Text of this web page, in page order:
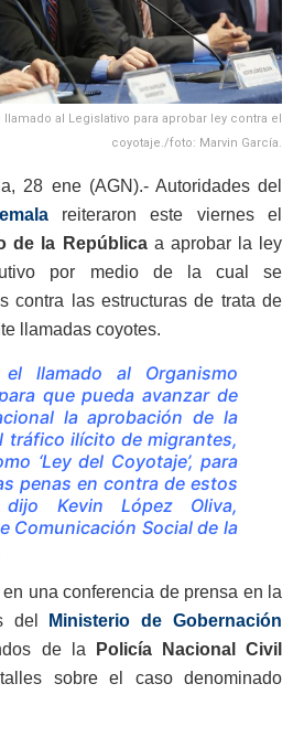
al Legislativo para aprobar ley contra el
coyotaje./foto: Marvin García.
28 ene (AGN).- Autoridades del
reiteraron este viernes el
de la Repúblicaa aprobar la ley
por medio de la cual se
contra las estructuras de trata de
llamadas coyotes.
el llamado al Organismo
que pueda avanzar de
la aprobación de la
tráfico ilícito de migrantes,
‘Ley del Coyotaje’, para
penas en contra de estos
dijo Kevin López Oliva,
Comunicación Social de la
una conferencia de prensa en la
del
Ministerio de Gobernación
de la
Policía Nacional Civil
sobre el caso denominado